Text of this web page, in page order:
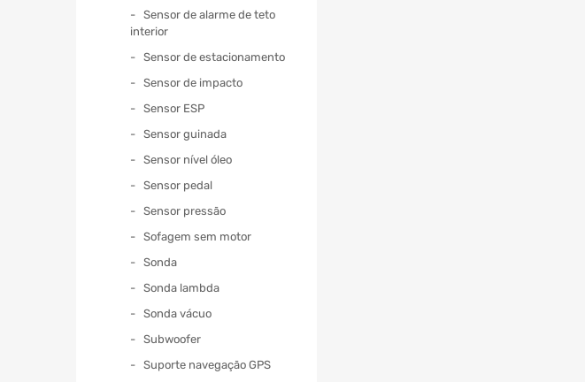
Sensor de alarme de teto
interior
Sensor de estacionamento
Sensor de impacto
Sensor ESP
Sensor guinada
Sensor nível óleo
Sensor pedal
Sensor pressão
Sofagem sem motor
Sonda
Sonda lambda
Sonda vácuo
Subwoofer
Suporte navegação GPS